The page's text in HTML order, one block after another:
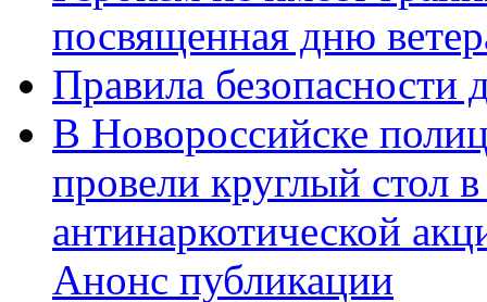
посвященная дню
Правила безопасности
В Новороссийске
провели круглый стол
антинаркотической
Анонс публикации